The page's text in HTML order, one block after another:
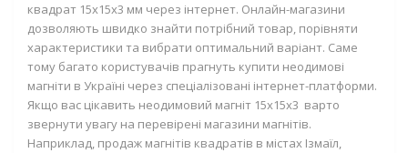
квадрат 15х15х3 мм через інтернет. Онлайн-магазини
дозволяють швидко знайти потрібний товар, порівняти
характеристики та вибрати оптимальний варіант. Саме
тому багато користувачів прагнуть купити неодимові
магніти в Україні через спеціалізовані інтернет-платформи.
Якщо вас цікавить неодимовий магніт 15х15х3 варто
звернути увагу на перевірені магазини магнітів.
Наприклад, продаж магнітів квадратів в містах Ізмаїл,